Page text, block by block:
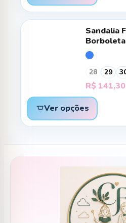
Sandalia
28 29
R$ 141,30
Ver opções